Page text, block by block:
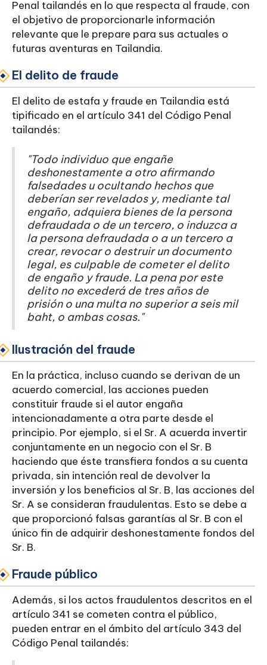
Penal tailandés en lo que respecta al fraude, con
el objetivo de proporcionarle información
relevante que le prepare para sus actuales o
futuras aventuras en Tailandia.
El delito de fraude
El delito de estafa y fraude en Tailandia está
tipificado en el artículo 341 del Código Penal
tailandés:
"Todo individuo que engañe
deshonestamente a otro afirmando
falsedades u ocultando hechos que
deberían ser revelados y, mediante tal
engaño, adquiera bienes de la persona
defraudada o de un tercero, o induzca a
la persona defraudada o a un tercero a
crear, revocar o destruir un documento
legal, es culpable de cometer el delito
de engaño y fraude. La pena por este
delito no excederá de tres años de
prisión o una multa no superior a seis mil
baht, o ambas cosas."
Ilustración del fraude
En la práctica, incluso cuando se derivan de un
acuerdo comercial, las acciones pueden
constituir fraude si el autor engaña
intencionadamente a otra parte desde el
principio. Por ejemplo, si el Sr. A acuerda invertir
conjuntamente en un negocio con el Sr. B
haciendo que éste transfiera fondos a su cuenta
privada, sin intención real de devolver la
inversión y los beneficios al Sr. B, las acciones del
Sr. A se consideran fraudulentas. Esto se debe a
que proporcionó falsas garantías al Sr. B con el
único fin de adquirir deshonestamente fondos del
Sr. B.
Fraude público
Además, si los actos fraudulentos descritos en el
artículo 341 se cometen contra el público,
pueden entrar en el ámbito del artículo 343 del
Código Penal tailandés: